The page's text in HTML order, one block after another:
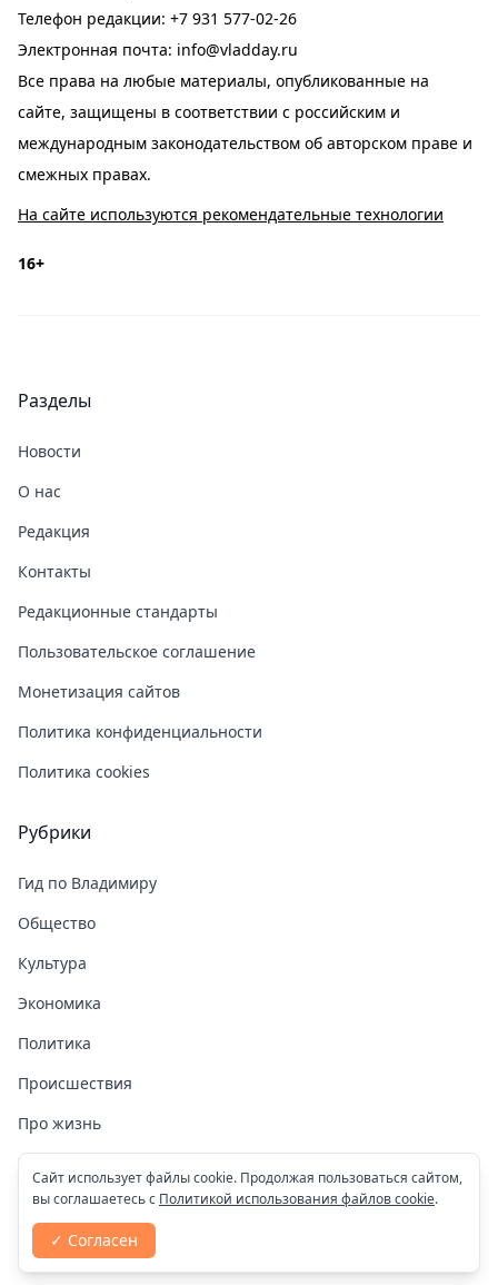
Телефон редакции: +7 931 577-02-26
Электронная почта: info@vladday.ru
Все права на любые материалы, опубликованные на
сайте, защищены в соответствии с российским и
международным законодательством об авторском праве и
смежных правах.
На сайте используются рекомендательные технологии
16+
Разделы
Новости
О нас
Редакция
Контакты
Редакционные стандарты
Пользовательское соглашение
Монетизация сайтов
Политика конфиденциальности
Политика cookies
Рубрики
Гид по Владимиру
Общество
Культура
Экономика
Политика
Происшествия
Про жизнь
Здоровье
COVID-19
Спорт
Сайт использует файлы cookie. Продолжая пользоваться сайтом,
вы соглашаетесь с Политикой использования файлов cookie.
✓ Согласен